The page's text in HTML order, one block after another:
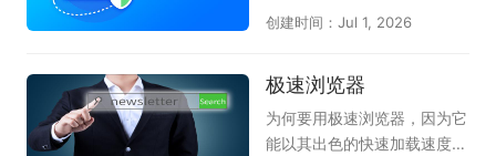
应有尽有，都能满足各位的需
求；感兴趣的朋友不要犹豫
法构建独特剧情冒险体验；
《漫威终极逆转》还原漫威英
雄角色，玩法新颖节奏明快；
《英雄杀(新)》融合历史人
极这份合集整理了多款热门的
器拥有恶意网址拦截和安全沙
箱技术，能有效保护上网安
全；搜狗浏览器以网页加速和
创建时间：Jul 1, 2026
极速浏览器
为何要用极速浏览器，因为它
能以其出色的快速加载速度和